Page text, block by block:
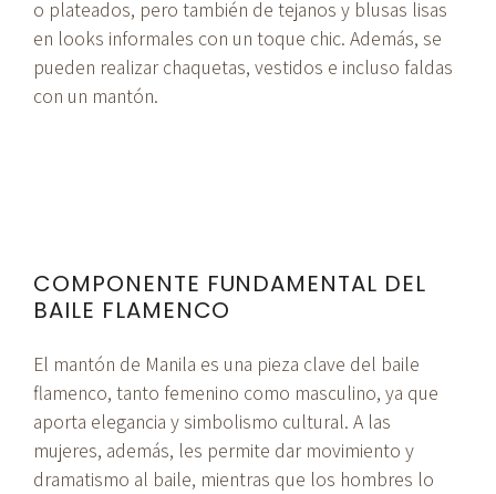
o plateados, pero también de tejanos y blusas lisas
en looks informales con un toque chic. Además, se
pueden realizar chaquetas, vestidos e incluso faldas
con un mantón.
COMPONENTE FUNDAMENTAL DEL
BAILE FLAMENCO
El mantón de Manila es una pieza clave del baile
flamenco, tanto femenino como masculino, ya que
aporta elegancia y simbolismo cultural. A las
mujeres, además, les permite dar movimiento y
dramatismo al baile, mientras que los hombres lo